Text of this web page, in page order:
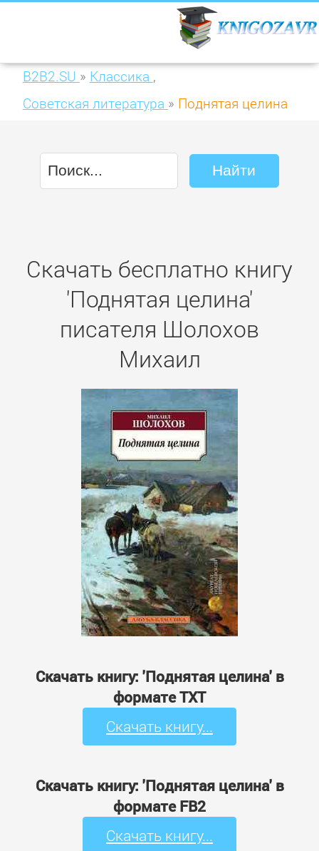
B2B2.SU » Классика ,
Советская литература » Поднятая целина
Скачать бесплатно книгу
'Поднятая целина'
писателя Шолохов
Михаил
Скачать книгу: 'Поднятая целина' в
формате TXT
Скачать книгу...
Скачать книгу: 'Поднятая целина' в
формате FB2
Скачать книгу...